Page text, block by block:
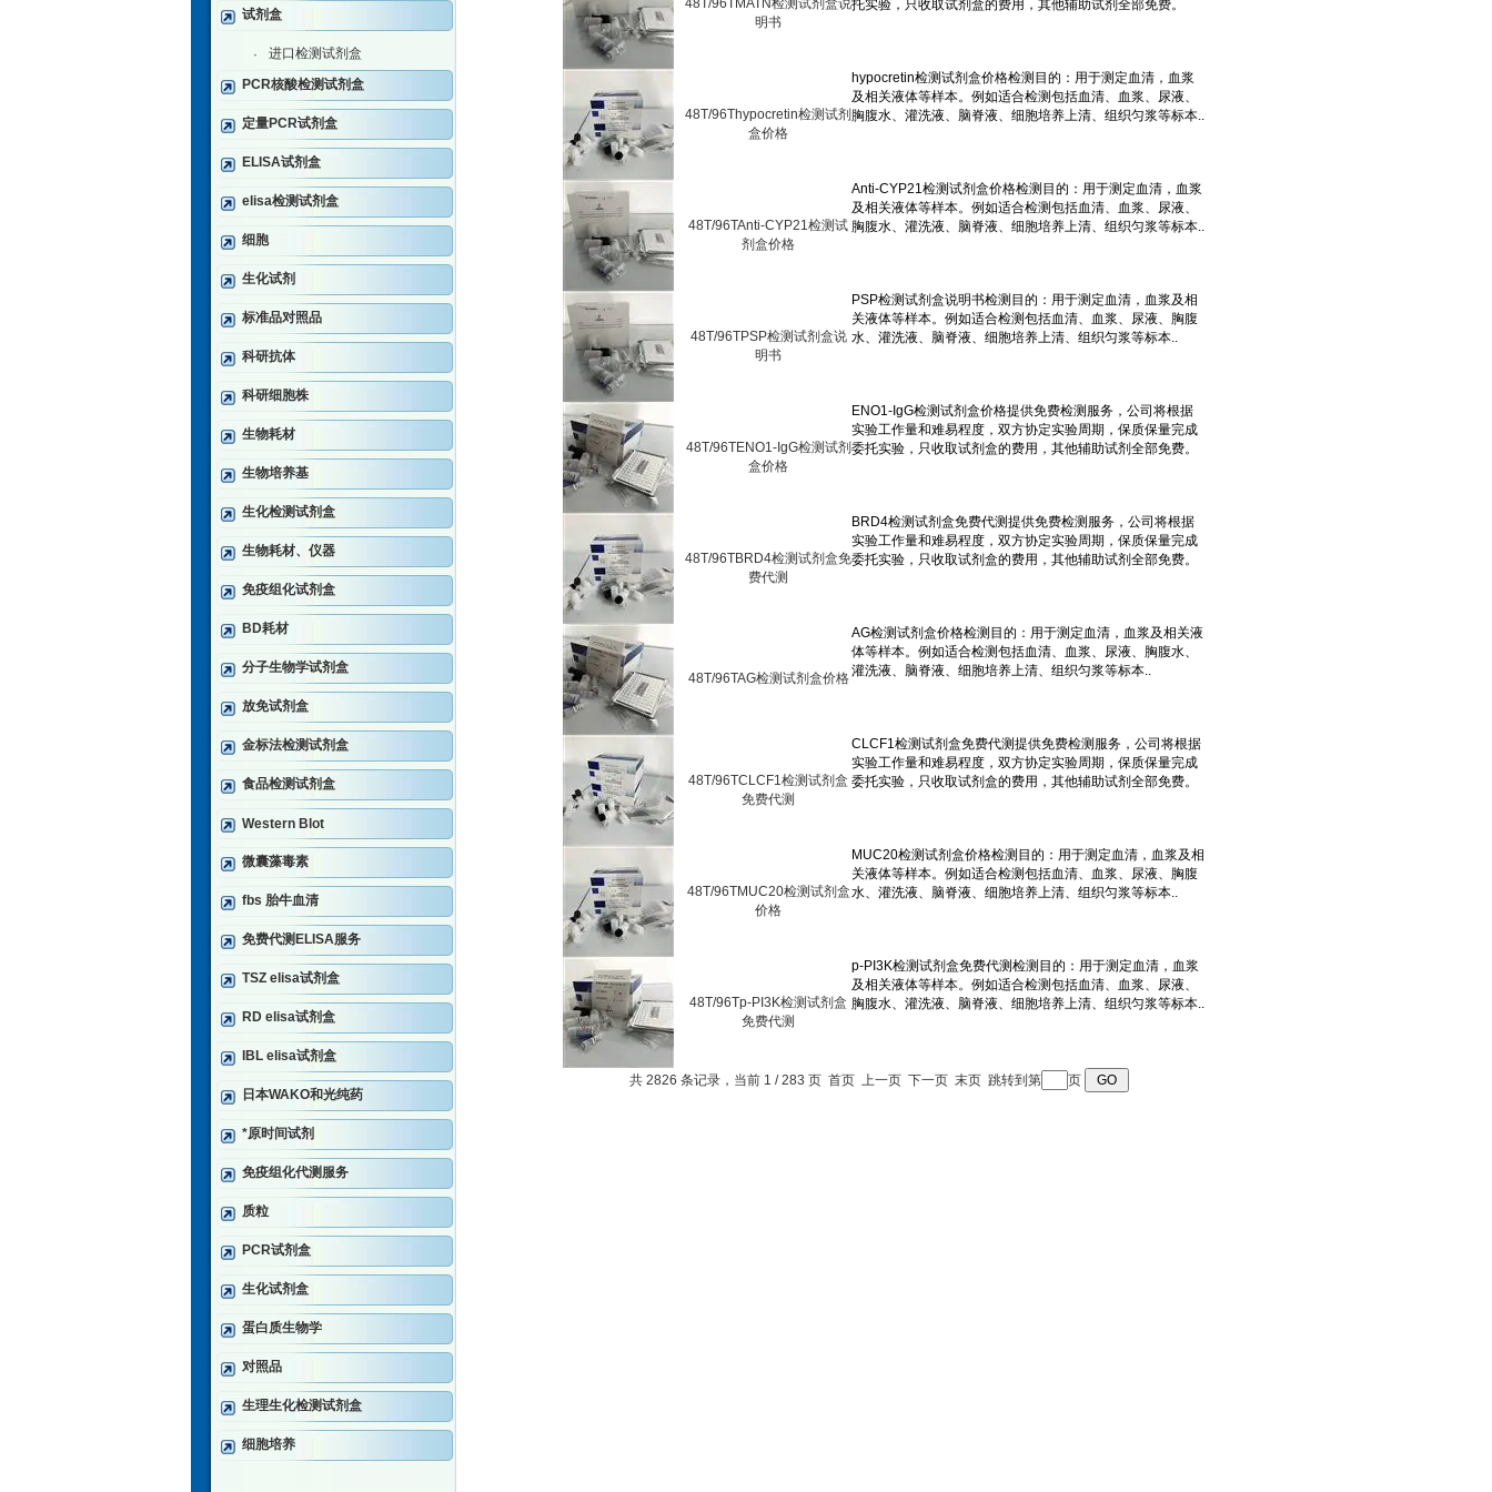
试剂盒
·
进口检测试剂盒
PCR核酸检测试剂盒
定量PCR试剂盒
ELISA试剂盒
elisa检测试剂盒
细胞
生化试剂
标准品对照品
科研抗体
科研细胞株
生物耗材
生物培养基
生化检测试剂盒
生物耗材、仪器
免疫组化试剂盒
BD耗材
分子生物学试剂盒
放免试剂盒
金标法检测试剂盒
食品检测试剂盒
Western Blot
微囊藻毒素
fbs 胎牛血清
免费代测ELISA服务
TSZ elisa试剂盒
RD elisa试剂盒
IBL elisa试剂盒
日本WAKO和光纯药
*原时间试剂
免疫组化代测服务
质粒
PCR试剂盒
生化试剂盒
蛋白质生物学
对照品
生理生化检测试剂盒
细胞培养
48T/96TMATN检测试剂盒说
明书
48T/96Thypocretin检测试剂
盒价格
48T/96TAnti-CYP21检测试
剂盒价格
48T/96TPSP检测试剂盒说
明书
48T/96TENO1-IgG检测试剂
盒价格
48T/96TBRD4检测试剂盒免
费代测
48T/96TAG检测试剂盒价格
48T/96TCLCF1检测试剂盒
免费代测
48T/96TMUC20检测试剂盒
价格
48T/96Tp-PI3K检测试剂盒
免费代测
共 2826 条记录，当前 1 / 283 页 首页 上一页 下一页 末页跳转到第 页